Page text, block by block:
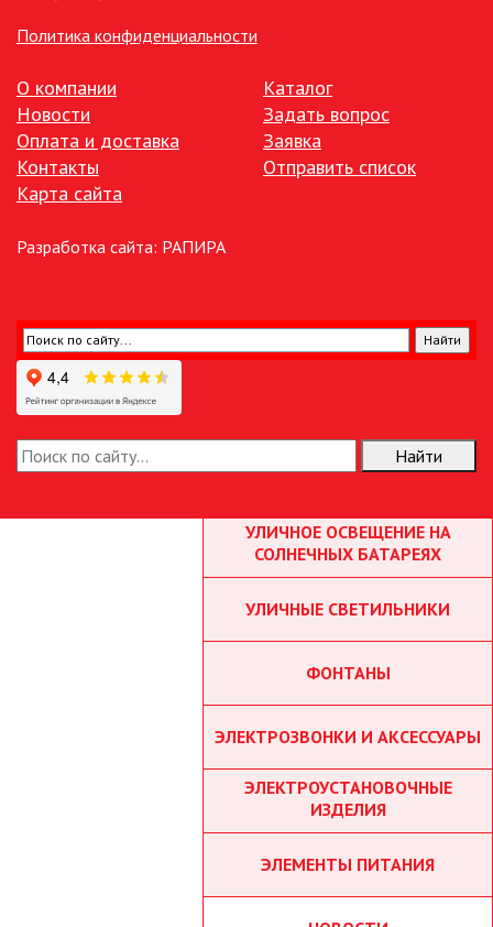
ПОРТАТИВНЫЕ СОЛНЕЧНЫЕ
ЭЛЕКТРОСТАНЦИИ
ПРОТИВОМОСКИТНЫЕ ЛАМПЫ
ТРОЙНИКИ И КОЛОДКИ, ВИЛКИ
СИСТЕМЫ ПОЛИВА
УЛИЧНОЕ ОСВЕЩЕНИЕ НА
СОЛНЕЧНЫХ БАТАРЕЯХ
УЛИЧНЫЕ СВЕТИЛЬНИКИ
ФОНТАНЫ
ЭЛЕКТРОЗВОНКИ И АКСЕССУАРЫ
ЭЛЕКТРОУСТАНОВОЧНЫЕ
ИЗДЕЛИЯ
ЭЛЕМЕНТЫ ПИТАНИЯ
Политика конфиденциальности
О компании
Новости
Оплата и доставка
Контакты
Карта сайта
Каталог
Задать вопрос
Заявка
Отправить список
Разработка сайта: РАПИРА
Найти